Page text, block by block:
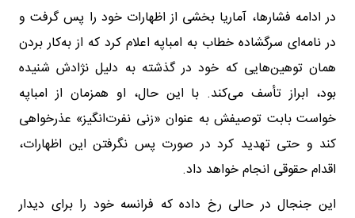
در ادامه فشارها، آماریا بخشی از اظهارات خود را پس گرفت و
در نامه‌ای سرگشاده خطاب به امباپه اعلام کرد که از به‌کار بردن
همان توهین‌هایی که خود در گذشته به دلیل نژادش شنیده
بود، ابراز تأسف می‌کند. با این حال، او همزمان از امباپه
خواست بابت توصیفش به عنوان «زنی نفرت‌انگیز» عذرخواهی
کند و حتی تهدید کرد در صورت پس نگرفتن این اظهارات،
اقدام حقوقی انجام خواهد داد.
این جنجال در حالی رخ داده که فرانسه خود را برای دیدار